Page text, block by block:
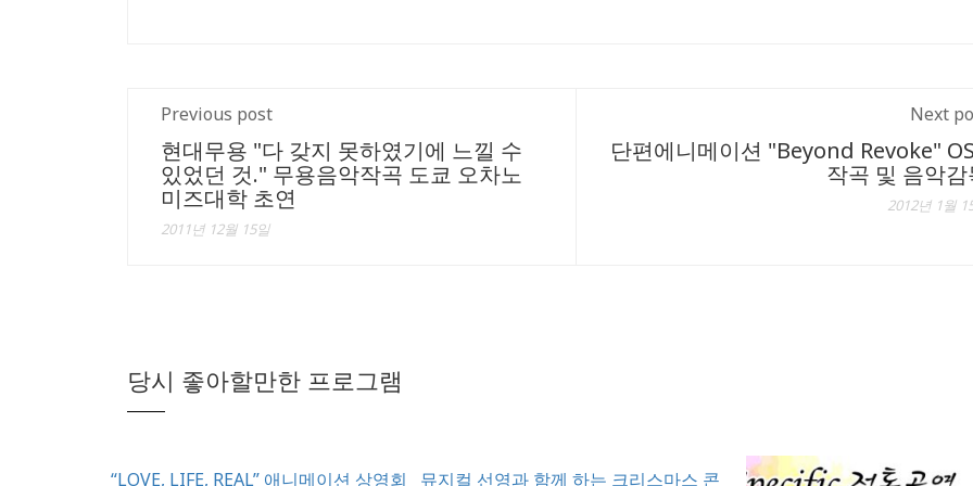
Previous post
현대무용 "다 갖지 못하였기에 느낄 수
있었던 것." 무용음악작곡 도쿄 오차노
미즈대학 초연
2011년 12월 15일
Next
단편에니메이션 "Beyond Revoke"
작곡 및 음악감
2012년 1월
당시 좋아할만한 프로그램
“LOVE, LIFE, REAL” 애니메이션 상영회 뮤지컬 선영과 함께 하는 크리스마스 콘